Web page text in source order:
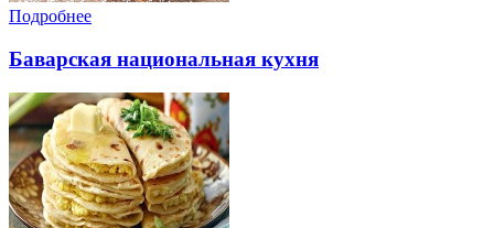
Подробнее
Баварская национальная кухня